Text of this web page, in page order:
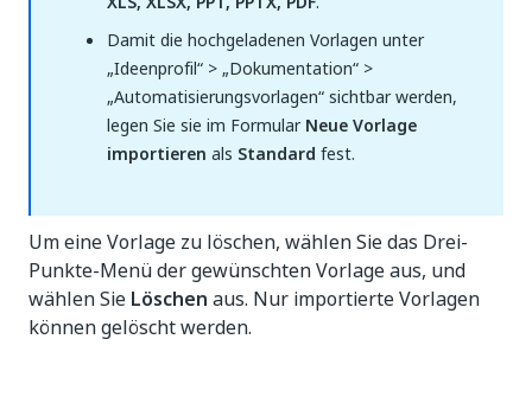
Damit die hochgeladenen Vorlagen unter
„Ideenprofil“ > „Dokumentation“ >
„Automatisierungsvorlagen“ sichtbar werden,
legen Sie sie im FormularNeue Vorlage
importieren als Standard fest.
Um eine Vorlage zu löschen, wählen Sie das Drei-
Punkte-Menü der gewünschten Vorlage aus, und
wählen Sie Löschen aus. Nur importierte Vorlagen
können gelöscht werden.